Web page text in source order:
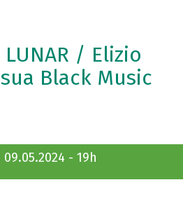
LUNAR / Elizio
Black Music
- 19h